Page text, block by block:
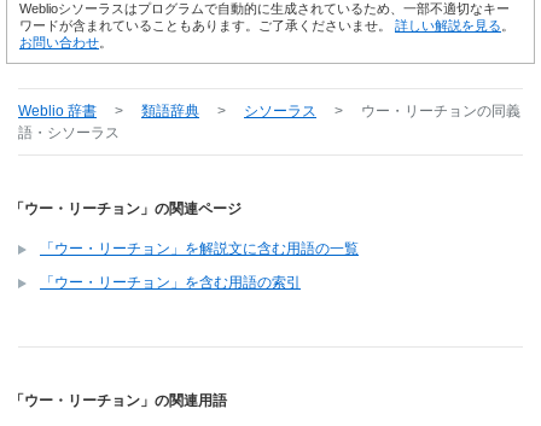
Weblioシソーラスはプログラムで自動的に生成されているため、一部不適切なキー
ワードが含まれていることもあります。ご了承くださいませ。 詳しい解説を見る
お問い合わせ
Weblio 辞書 > 類語辞典 > シソーラス > ウー・リーチョンの同義
語・シソーラス
「ウー・リーチョン」の関連ページ
「ウー・リーチョン」を解説文に含む用語の一覧
「ウー・リーチョン」を含む用語の索引
「ウー・リーチョン」の関連用語